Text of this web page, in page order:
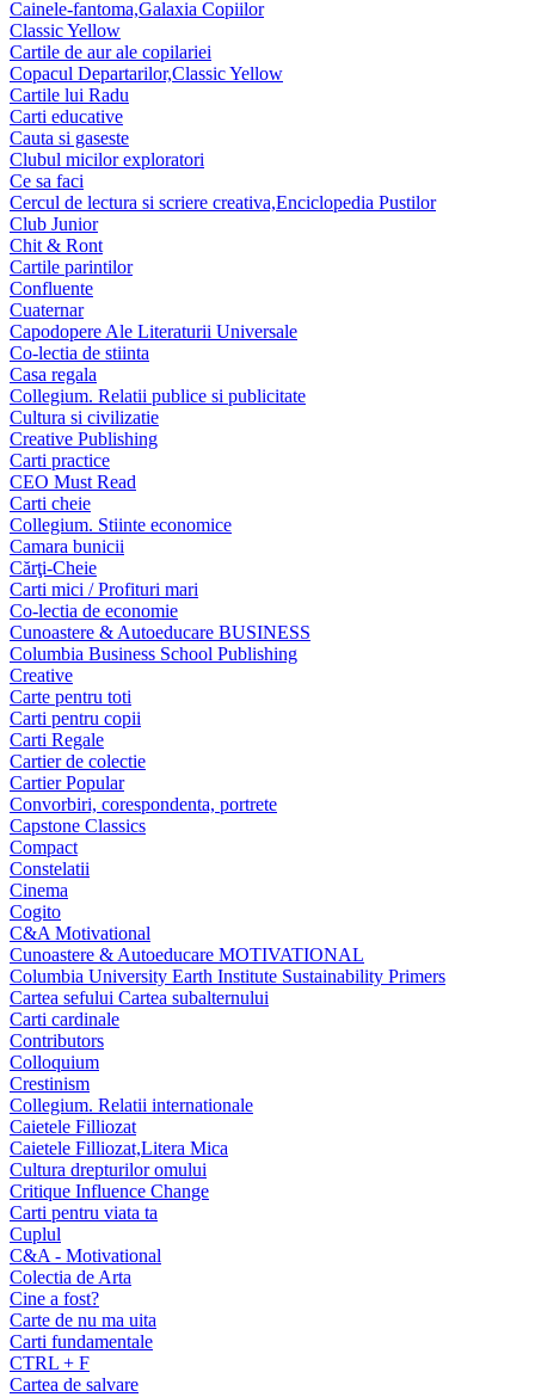
Cainele-fantoma,Galaxia Copiilor
Classic Yellow
Cartile de aur ale copilariei
Copacul Departarilor,Classic Yellow
Cartile lui Radu
Carti educative
Cauta si gaseste
Clubul micilor exploratori
Ce sa faci
Cercul de lectura si scriere creativa,Enciclopedia Pustilor
Club Junior
Chit & Ront
Cartile parintilor
Confluente
Cuaternar
Capodopere Ale Literaturii Universale
Co-lectia de stiinta
Casa regala
Collegium. Relatii publice si publicitate
Cultura si civilizatie
Creative Publishing
Carti practice
CEO Must Read
Carti cheie
Collegium. Stiinte economice
Camara bunicii
Cărţi-Cheie
Carti mici / Profituri mari
Co-lectia de economie
Cunoastere & Autoeducare BUSINESS
Columbia Business School Publishing
Creative
Carte pentru toti
Carti pentru copii
Carti Regale
Cartier de colectie
Cartier Popular
Convorbiri, corespondenta, portrete
Capstone Classics
Compact
Constelatii
Cinema
Cogito
C&A Motivational
Cunoastere & Autoeducare MOTIVATIONAL
Columbia University Earth Institute Sustainability Primers
Cartea sefului Cartea subalternului
Carti cardinale
Contributors
Colloquium
Crestinism
Collegium. Relatii internationale
Caietele Filliozat
Caietele Filliozat,Litera Mica
Cultura drepturilor omului
Critique Influence Change
Carti pentru viata ta
Cuplul
C&A - Motivational
Colectia de Arta
Cine a fost?
Carte de nu ma uita
Carti fundamentale
CTRL + F
Cartea de salvare